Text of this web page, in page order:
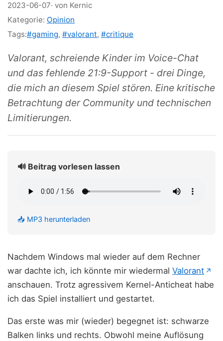
2023-06-07· von Kernic
Kategorie: Opinion
Tags:#gaming, #valorant, #critique
Valorant, schreiende Kinder im Voice-Chat
und das fehlende 21:9-Support - drei Dinge,
die mich an diesem Spiel stören. Eine kritische
Betrachtung der Community und technischen
Limitierungen.
🔊 Beitrag vorlesen lassen
📥 MP3 herunterladen
Nachdem Windows mal wieder auf dem Rechner
war dachte ich, ich könnte mir wiedermal Valorant ↗
anschauen. Trotz agressivem Kernel-Anticheat habe
ich das Spiel installiert und gestartet.
Das erste was mir (wieder) begegnet ist: schwarze
Balken links und rechts. Obwohl meine Auflösung